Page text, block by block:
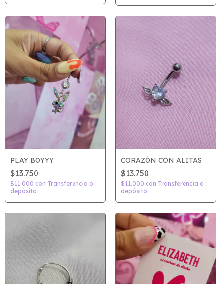
PLAY BOYYY
$13.750
$11.000 con Transferencia o
depósito
CORAZÓN CON ALITAS
$13.750
$11.000 con Transferencia o
depósito